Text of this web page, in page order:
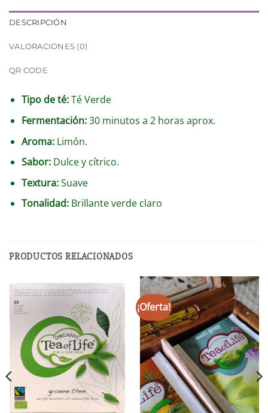
DESCRIPCIÓN
VALORACIONES (0)
QR CODE
Tipo de té:Té Verde
Fermentación:30 minutos a 2 horas aprox.
Aroma:Limón.
Sabor:Dulce y cítrico.
Textura:Suave
Tonalidad:Brillante verde claro
PRODUCTOS RELACIONADOS
¡Oferta!